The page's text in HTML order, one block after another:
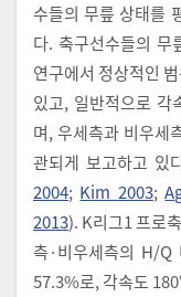
수들의 무릎 상태를
다. 축구선수들의 무
연구에서 정상적인
있고, 일반적으로 각
며, 우세측과 비우세
관되게 보고하고 있
2004; Kim 2003;
2013). K리그1 프로
측·비우세측의 H/Q
57.3%로, 각속도